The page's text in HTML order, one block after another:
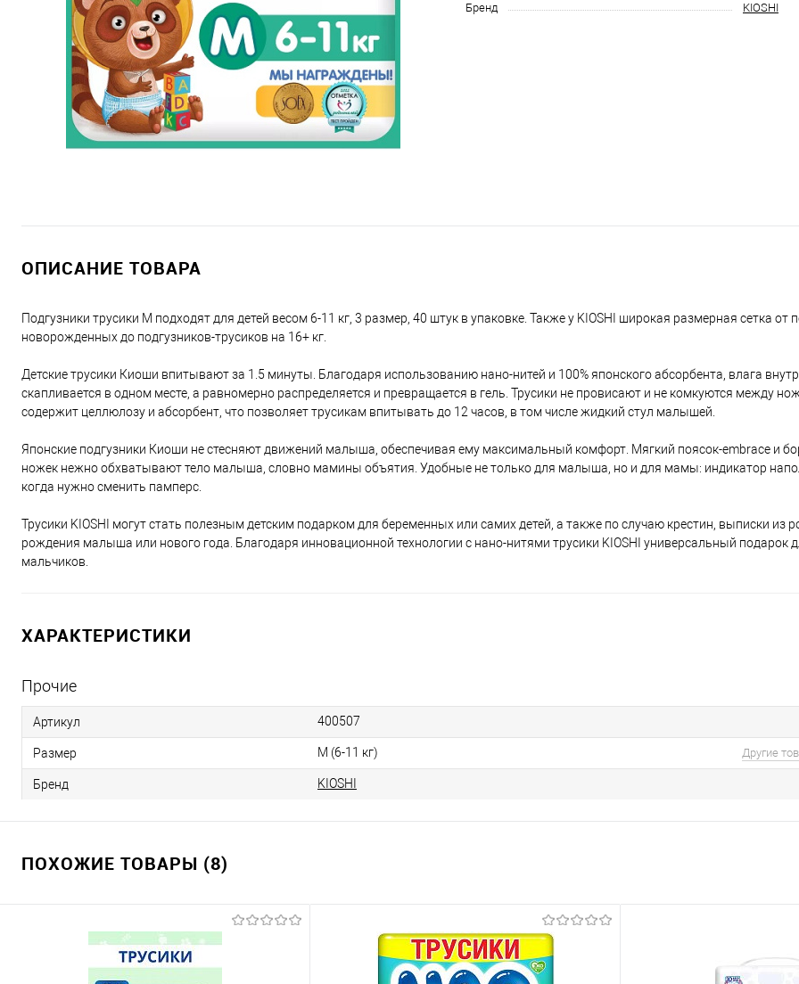
Бренд
KIOSHI
ОПИСАНИЕ ТОВАРА
Подгузники трусики M подходят для детей весом 6-11 кг, 3 размер, 40 штук в упаковке. Также у KIOSHI широкая размерная сетка от
новорожденных до подгузников-трусиков на 16+ кг.
Детские трусики Киоши впитывают за 1.5 минуты. Благодаря использованию нано-нитей и 100% японского абсорбента, влага
скапливается в одном месте, а равномерно распределяется и превращается в гель. Трусики не провисают и не комкуются между
содержит целлюлозу и абсорбент, что позволяет трусикам впитывать до 12 часов, в том числе жидкий стул малышей.
Японские подгузники Киоши не стесняют движений малыша, обеспечивая ему максимальный комфорт. Мягкий поясок-embrace и
ножек нежно обхватывают тело малыша, словно мамины объятия. Удобные не только для малыша, но и для мамы: индикатор
когда нужно сменить памперс.
Трусики KIOSHI могут стать полезным детским подарком для беременных или самих детей, а также по случаю крестин, выписки из
рождения малыша или нового года. Благодаря инновационной технологии с нано-нитями трусики KIOSHI универсальный подарок
мальчиков.
ХАРАКТЕРИСТИКИ
Прочие
Артикул 400507
Размер M (6-11 кг) Другие
Бренд KIOSHI
ПОХОЖИЕ ТОВАРЫ (8)